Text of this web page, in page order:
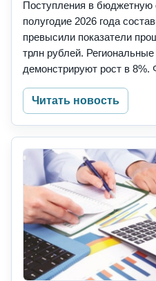
Поступления в бюджетную
полугодие 2026 года
превысили показатели
трлн рублей.
демонстрируют рост в
Читать новость